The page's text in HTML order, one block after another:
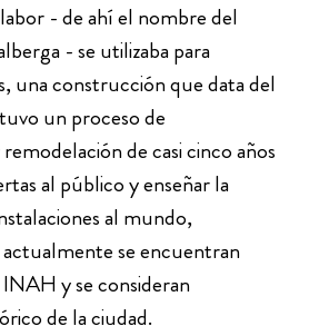
- de ahí el nombre del
- se utilizaba para
una construcción que data del
un proceso de
de casi cinco años
al público y enseñar la
al mundo,
se encuentran
y se consideran
de la ciudad.